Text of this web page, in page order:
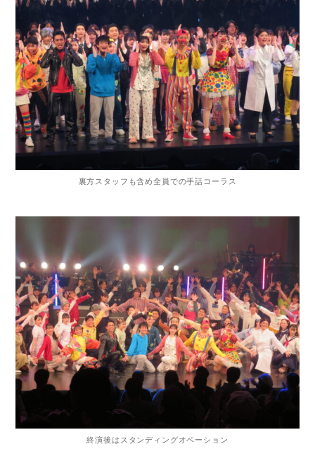
裏方スタッフも含め全員での手話コーラス
終演後はスタンディングオベーション